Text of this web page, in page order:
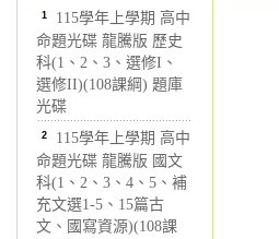
1 115學年上學期 高中
命題光碟 龍騰版 歷史
科(1、2、3、選修I、
選修II)(108課綱) 題庫
光碟
2 115學年上學期 高中
命題光碟 龍騰版 國文
科(1、2、3、4、5、補
充文選1-5、15篇古
文、國寫資源)(108課